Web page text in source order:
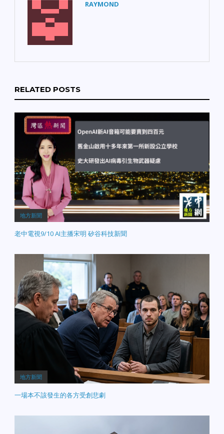
RAYMOND
RELATED POSTS
地方新聞
老中電視9/10 AI主播宋明 矽谷科技新聞
地方新聞
一場本不該發生的各方受創悲劇